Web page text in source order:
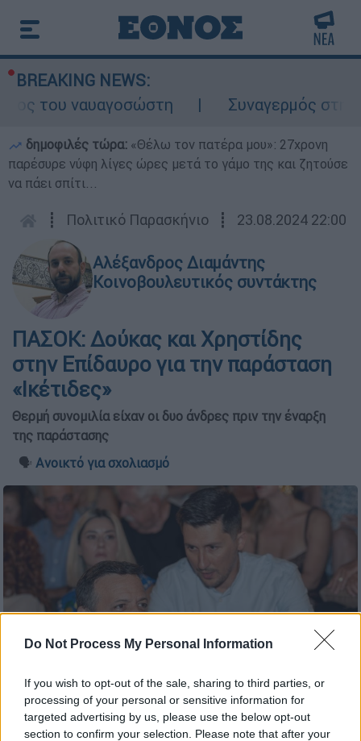
Do Not Process My Personal Information
If you wish to opt-out of the sale, sharing to third parties, or
processing of your personal or sensitive information for
targeted advertising by us, please use the below opt-out
section to confirm your selection. Please note that after your
BREAKING NEWS:
του ναυαγοσώστη
Συναγερμός στην
δημοφιλές τώρα: «Θέλω τον πατέρα μου»: 27χρονη
παρέσυρε νύφη λίγες ώρες μετά το γάμο της και ζητούσε
να πάει σπίτι...
┋ Πολιτικό Παρασκήνιο ┋ 23.08.2024 22:00
Αλέξανδρος Διαμάντης
Κοινοβουλευτικός συντάκτης
ΠΑΣΟΚ: Δούκας και Χρηστίδης
στην Επίδαυρο για την παράσταση
«Ικέτιδες»
Θερμή συνομιλία είχαν οι δυο άνδρες πριν την έναρξη
της παράστασης
🗣️ Ανοικτό για σχολιασμό
Δούκας και Χρηστίδης στην Επίδαυρο